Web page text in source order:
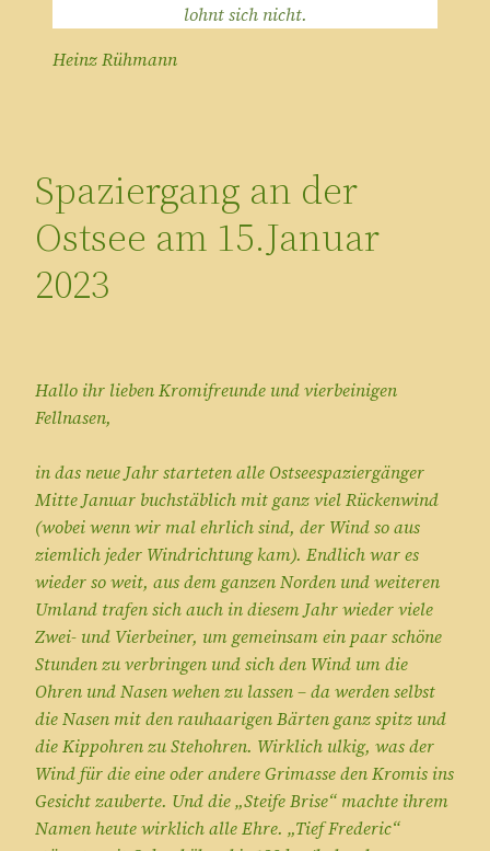
lohnt sich nicht.
Heinz Rühmann
Spaziergang an der
Ostsee am 15.Januar
2023
Hallo ihr lieben Kromifreunde und vierbeinigen
Fellnasen,
in das neue Jahr starteten alle Ostseespaziergänger
Mitte Januar buchstäblich mit ganz viel Rückenwind
(wobei wenn wir mal ehrlich sind, der Wind so aus
ziemlich jeder Windrichtung kam). Endlich war es
wieder so weit, aus dem ganzen Norden und weiteren
Umland trafen sich auch in diesem Jahr wieder viele
Zwei- und Vierbeiner, um gemeinsam ein paar schöne
Stunden zu verbringen und sich den Wind um die
Ohren und Nasen wehen zu lassen – da werden selbst
die Nasen mit den rauhaarigen Bärten ganz spitz und
die Kippohren zu Stehohren. Wirklich ulkig, was der
Wind für die eine oder andere Grimasse den Kromis ins
Gesicht zauberte. Und die „Steife Brise“ machte ihrem
Namen heute wirklich alle Ehre. „Tief Frederic“